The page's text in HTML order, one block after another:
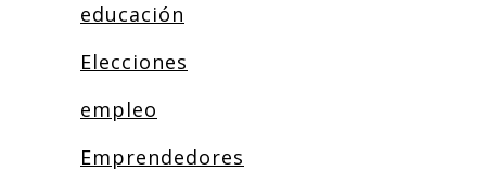
educación
Elecciones
empleo
Emprendedores